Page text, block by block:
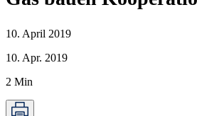
10. April 2019
10. Apr. 2019
2 Min